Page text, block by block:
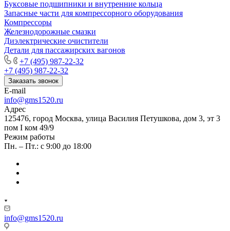
Буксовые подшипники и внутренние кольца
Запасные части для компрессорного оборудования
Компрессоры
Железнодорожные смазки
Диэлектрические очистители
Детали для пассажирских вагонов
+7 (495) 987-22-32
+7 (495) 987-22-32
Заказать звонок
E-mail
info@gms1520.ru
Адрес
125476, город Москва, улица Василия Петушкова, дом 3, эт 3
пом I ком 49/9
Режим работы
Пн. – Пт.: с 9:00 до 18:00
info@gms1520.ru